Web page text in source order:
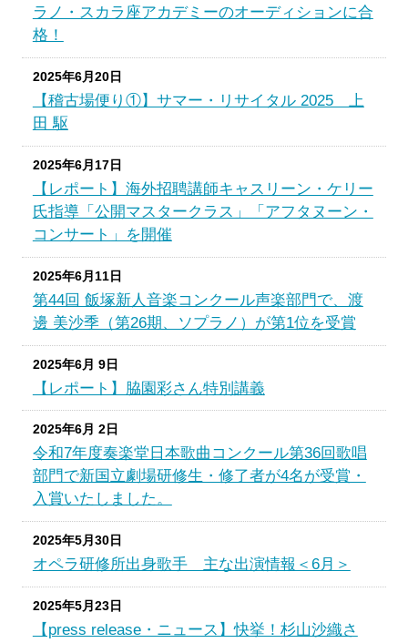
ラノ・スカラ座アカデミーのオーディションに合
格！
2025年6月20日
【稽古場便り①】サマー・リサイタル 2025 上
田 駆
2025年6月17日
【レポート】海外招聘講師キャスリーン・ケリー
氏指導「公開マスタークラス」「アフタヌーン・
コンサート」を開催
2025年6月11日
第44回 飯塚新人音楽コンクール声楽部門で、渡
邊 美沙季（第26期、ソプラノ）が第1位を受賞
2025年6月 9日
【レポート】脇園彩さん特別講義
2025年6月 2日
令和7年度奏楽堂日本歌曲コンクール第36回歌唱
部門で新国立劇場研修生・修了者が4名が受賞・
入賞いたしました。
2025年5月30日
オペラ研修所出身歌手 主な出演情報＜6月＞
2025年5月23日
【press release・ニュース】快挙！杉山沙織さ